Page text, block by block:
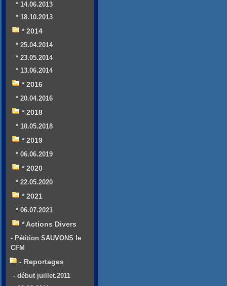
* 14.06.2013
* 18.10.2013
* 2014
* 25.04.2014
* 23.05.2014
* 13.06.2014
* 2016
* 20.04.2016
* 2018
* 10.05.2018
* 2019
* 06.06.2019
* 2020
* 22.05.2020
* 2021
* 06.07.2021
* Actions Divers
- Pétition SAUVONS le
CFM
- Reportages
- début juillet.2011